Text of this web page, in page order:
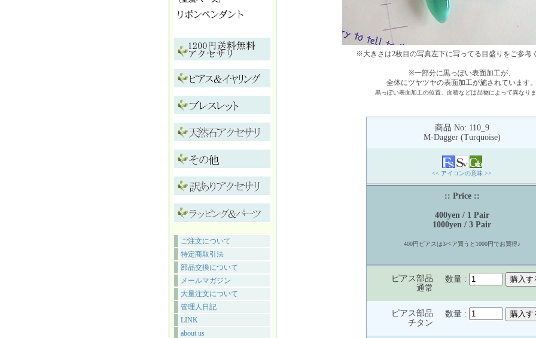
ご注文について
特定商取引法
部品交換について
メールマガジン
大量注文について
管理人日記
LINK
about us
※大きさは2枚目の写真左下に写ってる目盛りをご参考
※一部分に黒っぽい表面加工が、
全体にツヤツヤの表面加工が施されています
黒っぽい表面加工の位置、面積などは品物によって異なり
商品 No: 110_9
M-Dagger (Turquoise)
<< アイコンの意味 >>
:: Price ::
400yen / 1 Pair
1000yen / 3 Pair
400円ピアスは3ペア買うと1000円でお買得♪
ピアス部品
通常
数量 :
ピアス部品
チタン
数量 :